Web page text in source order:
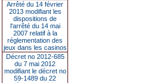
Arrêté du 14 février
2013 modifiant les
dispositions de
l'arrêté du 14 mai
2007 relatif à la
réglementation des
jeux dans les casinos
Décret no 2012-685
du 7 mai 2012
modifiant le décret no
59-1489 du 22